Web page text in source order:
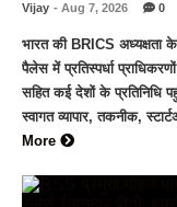
Vijay - Aug 7, 2026 0
भारत की BRICS अध्यक्षता
पैलेस में प्रतिस्पर्धा
सहित कई देशों के प्रतिनिधि
स्वागत व्यापार, तकनीक,
More